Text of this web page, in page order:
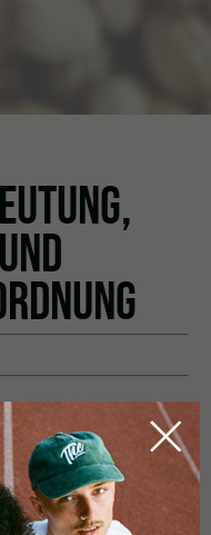
aus denen
Tetrahydrocannabinol
Bestandteil
Wirkung
im Zusammenhang
wobei die rechtliche